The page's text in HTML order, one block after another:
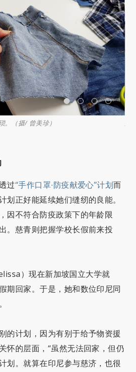
。（摄/ 曾美珍）
过“手作口罩∙防疫献爱心”计划而
划正好能延续她们缝纫的良能。
因不符合防疫政策下的年龄限
。慈青则把握学校长假前来投
）现在新加坡国立大学就
期回家。于是，她和数位印尼同
的计划，因为有别于给予物资援
怀的层面，“虽然无法回家，但仍
划。就算在印尼参与慈济，也很